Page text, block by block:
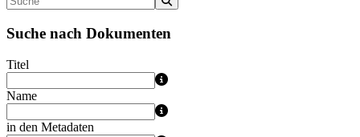
Suche nach Dokumenten
Titel
Name
in den Metadaten